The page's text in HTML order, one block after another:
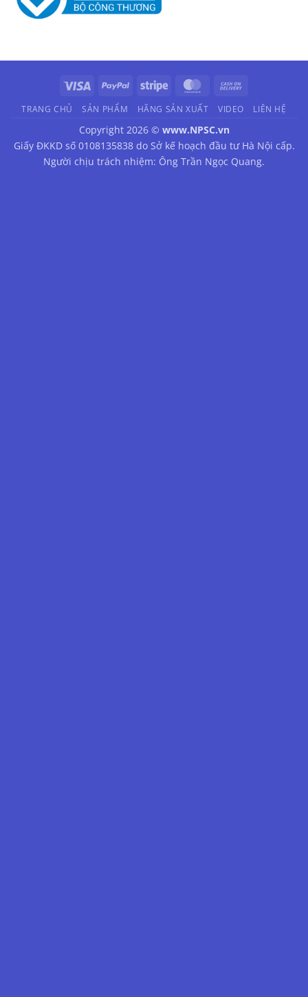
Visa PayPal Stripe MasterCard
Delivery
TRANG CHỦ SẢN PHẨM HÃNG SẢN XUẤT VIDEO LIÊN HỆ
Copyright 2026 © www.NPSC.vn
Giấy ĐKKD số 0108135838 do Sở kế hoạch đầu tư Hà Nội cấp.
Người chịu trách nhiệm: Ông Trần Ngọc Quang.